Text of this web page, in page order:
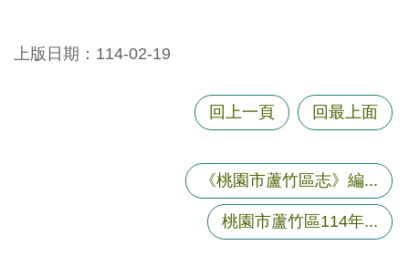
上版日期：114-02-19
回上一頁 回最上面
《桃園市蘆竹區志》編...
桃園市蘆竹區114年...